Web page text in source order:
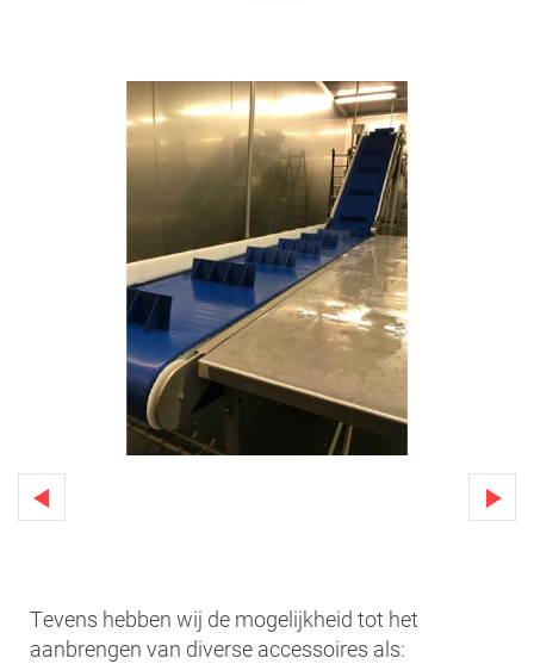
Tevens hebben wij de mogelijkheid tot het
aanbrengen van diverse accessoires als: